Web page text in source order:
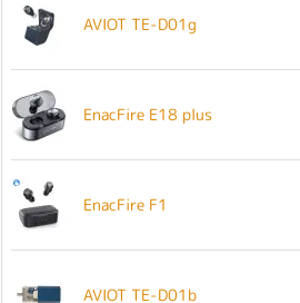
AVIOT TE-D01g
EnacFire E18 plus
EnacFire F1
AVIOT TE-D01b